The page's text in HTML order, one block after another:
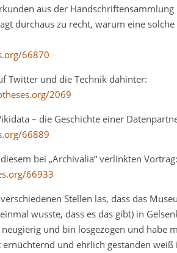
aus der
durchaus zu recht, warum eine
66870
Twitter und die Technik dahinter:
2069
– die Geschichte einer
66889
bei „Archivalia“ verlinkten Vortrag:
66933
Stellen las, dass das
wusste, dass es das gibt) in
und bin losgezogen und habe
ernüchternd und ehrlich gestanden